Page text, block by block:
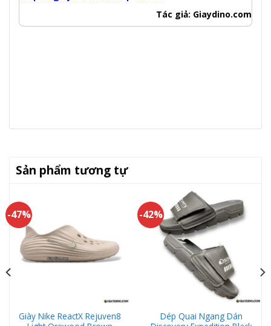
Tác giả: Giaydino.com
Sản phẩm tương tự
-47%
Giày Nike ReactX Rejuven8
-42%
Dép Quai Ngang Dán